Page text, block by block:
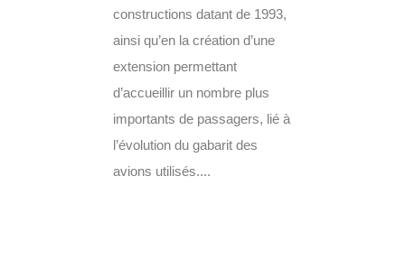
constructions datant de 1993,
ainsi qu’en la création d’une
extension permettant
d’accueillir un nombre plus
importants de passagers, lié à
l’évolution du gabarit des
avions utilisés....